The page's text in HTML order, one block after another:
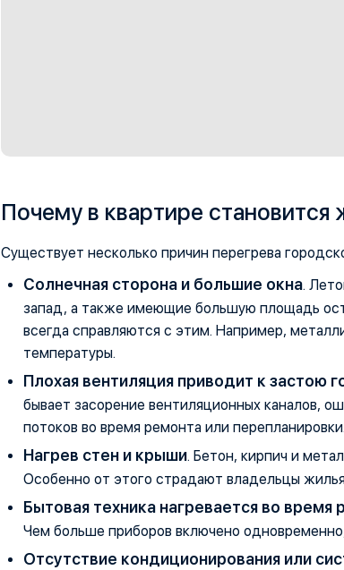
Почему в квартире становится
Существует несколько причин перегрева
Солнечная сторона и большие окна.
запад, а также имеющие большую площадь
всегда справляются с этим. Например,
температуры.
Плохая вентиляция приводит к застою
бывает засорение вентиляционных каналов,
потоков во время ремонта или перепланировки.
Нагрев стен и крыши. Бетон, кирпич и
Особенно от этого страдают владельцы
Бытовая техника нагревается во время
Чем больше приборов включено
Отсутствие кондиционирования или